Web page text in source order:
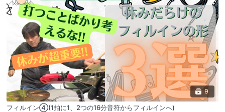
9
フィルイン④(1拍に1、2つの16分音符からフィルインへ)